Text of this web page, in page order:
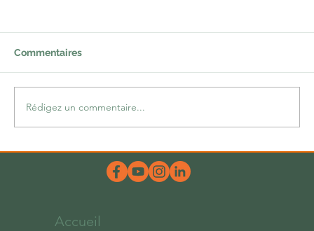
La crise – ou plutôt les crises – qui secoue le
Proche-Orient depuis longtemps est d’une
quelques...
Commentaires
Rédigez un commentaire...
Accueil